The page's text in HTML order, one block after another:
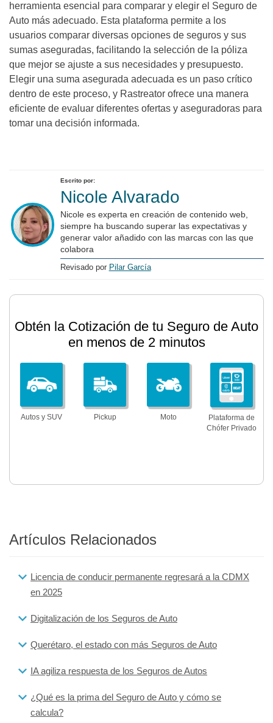
herramienta esencial para comparar y elegir el Seguro de
Auto más adecuado. Esta plataforma permite a los
usuarios comparar diversas opciones de seguros y sus
sumas aseguradas, facilitando la selección de la póliza
que mejor se ajuste a sus necesidades y presupuesto.
Elegir una suma asegurada adecuada es un paso crítico
dentro de este proceso, y Rastreator ofrece una manera
eficiente de evaluar diferentes ofertas y aseguradoras para
tomar una decisión informada.
Escrito por:
Nicole Alvarado
Nicole es experta en creación de contenido web,
siempre ha buscando superar las expectativas y
generar valor añadido con las marcas con las que
colabora
Revisado por Pilar García
Obtén la Cotización de tu Seguro de Auto
en menos de 2 minutos
Autos y SUV Pickup Moto
Plataforma de
Chófer Privado
Artículos Relacionados
Licencia de conducir permanente regresará a la CDMX
en 2025
Digitalización de los Seguros de Auto
Querétaro, el estado con más Seguros de Auto
IA agiliza respuesta de los Seguros de Autos
¿Qué es la prima del Seguro de Auto y cómo se
calcula?